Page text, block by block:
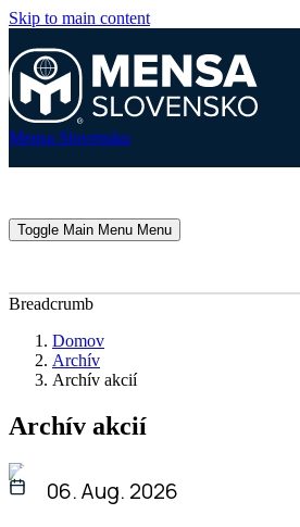
Skip to main content
Mensa Slovensko
Toggle Main Menu Menu
Breadcrumb
Domov
Archív
Archív akcií
Archív akcií
06. Aug. 2026